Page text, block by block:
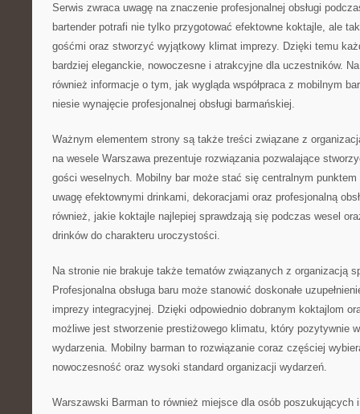
Serwis zwraca uwagę na znaczenie profesjonalnej obsługi
bartender potrafi nie tylko przygotować efektowne koktajle, ale
gośćmi oraz stworzyć wyjątkowy klimat imprezy. Dzięki temu
bardziej eleganckie, nowoczesne i atrakcyjne dla uczestników.
również informacje o tym, jak wygląda współpraca z mobilnym
niesie wynajęcie profesjonalnej obsługi barmańskiej.
Ważnym elementem strony są także treści związane z
na wesele Warszawa prezentuje rozwiązania pozwalające
gości weselnych. Mobilny bar może stać się centralnym
uwagę efektownymi drinkami, dekoracjami oraz profesjonalną
również, jakie koktajle najlepiej sprawdzają się podczas wesel
drinków do charakteru uroczystości.
Na stronie nie brakuje także tematów związanych z organizacją
Profesjonalna obsługa baru może stanowić doskonałe
imprezy integracyjnej. Dzięki odpowiednio dobranym koktajlom
możliwe jest stworzenie prestiżowego klimatu, który pozytywnie
wydarzenia. Mobilny barman to rozwiązanie coraz częściej
nowoczesność oraz wysoki standard organizacji wydarzeń.
Warszawski Barman to również miejsce dla osób poszukujących